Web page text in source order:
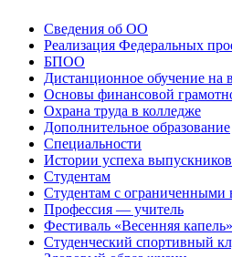
Сведения об ОО
Реализация Федеральных
БПОО
Дистанционное обучение на
Основы финансовой
Охрана труда в колледже
Дополнительное образование
Специальности
Истории успеха выпускников
Студентам
Студентам с ограниченными
Профессия — учитель
Фестиваль «Весенняя капель»
Студенческий